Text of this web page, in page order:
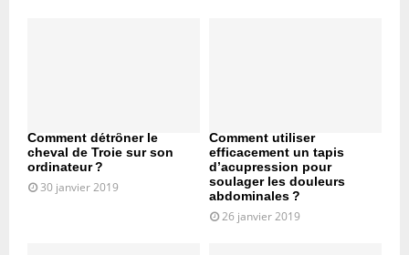
Comment détrôner le
cheval de Troie sur son
ordinateur ?
30 janvier 2019
Comment utiliser
efficacement un tapis
d’acupression pour
soulager les douleurs
abdominales ?
26 janvier 2019